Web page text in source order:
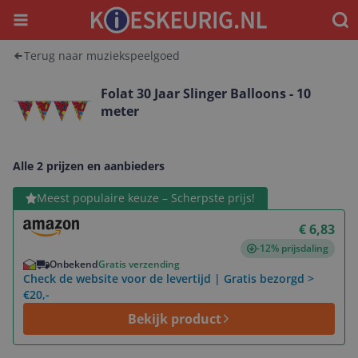
Menu
Terug naar muziekspeelgoed
Folat 30 Jaar Slinger Balloons - 10
meter
Alle 2 prijzen en aanbieders
Meest populaire keuze – Scherpste prijs!
€ 6,83
-12% prijsdaling
OnbekendGratis verzending
Check de website voor de levertijd | Gratis bezorgd >
€20,-
Bekijk product
Bekijk product